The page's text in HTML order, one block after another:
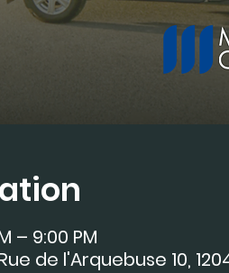
– 9:00 PM
de l'Arquebuse 10,